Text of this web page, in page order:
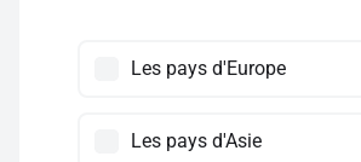
Les pays d'Europe
Les pays d'Asie